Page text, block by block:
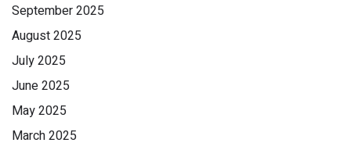
September 2025
August 2025
July 2025
June 2025
May 2025
March 2025